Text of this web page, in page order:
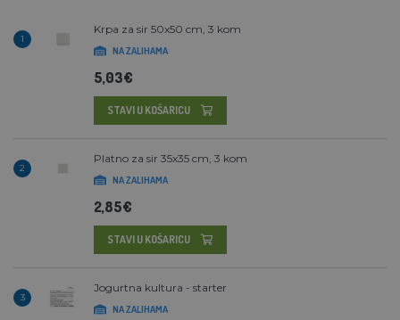
1
Krpa za sir 50x50 cm, 3 kom
NA ZALIHAMA
5,03€
STAVI U KOŠARICU
2
Platno za sir 35x35 cm, 3 kom
NA ZALIHAMA
2,85€
STAVI U KOŠARICU
3
Jogurtna kultura - starter
NA ZALIHAMA